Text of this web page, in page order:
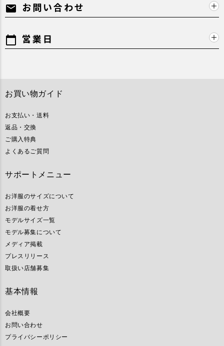
mail お問い合わせ
calendar_today 営業日
お買い物ガイド
お支払い・送料
返品・交換
ご購入特典
よくあるご質問
サポートメニュー
お洋服のサイズについて
お洋服の着せ方
モデルサイズ一覧
モデル募集について
メディア掲載
プレスリリース
取扱い店舗募集
基本情報
会社概要
お問い合わせ
プライバシーポリシー